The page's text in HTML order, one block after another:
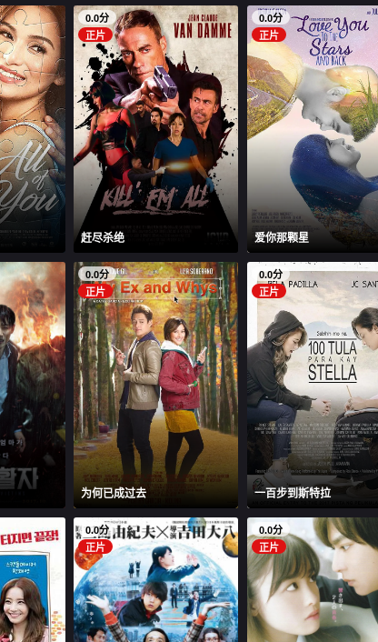
0.0分
正片
赶尽杀绝
0.0分
正片
爱你那颗星
0.0分
正片
为何已成过去
0.0分
正片
一百步到斯特拉
0.0分
正片
0.0分
正片